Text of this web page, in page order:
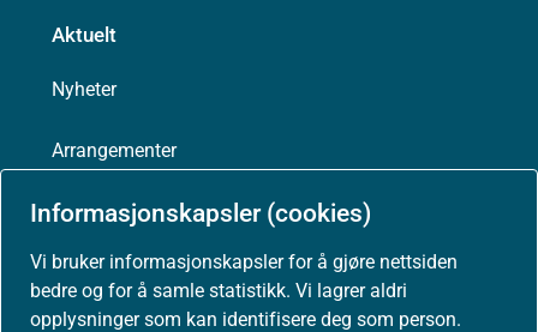
Informasjonskapsler (cookies)
Vi bruker informasjonskapsler for å gjøre nettsiden
bedre og for å samle statistikk. Vi lagrer aldri
opplysninger som kan identifisere deg som person.
Aktuelt
Nyheter
Arrangementer
Høringer
Presse